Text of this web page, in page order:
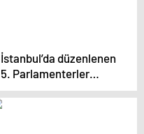
İstanbul’da düzenlenen
5. Parlamenterler
Arası Kudüs Platformu
Konferansı’nda İsrail’e